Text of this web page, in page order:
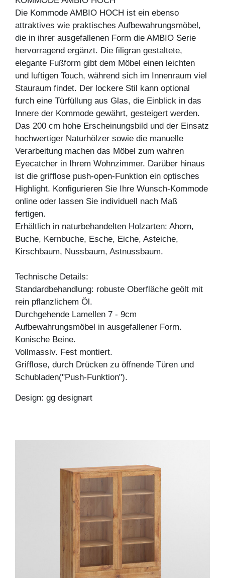
Die Kommode AMBIO HOCH ist ein ebenso
attraktives wie praktisches Aufbewahrungsmöbel,
die in ihrer ausgefallenen Form die AMBIO Serie
hervorragend ergänzt. Die filigran gestaltete,
elegante Fußform gibt dem Möbel einen leichten
und luftigen Touch, während sich im Innenraum viel
Stauraum findet. Der lockere Stil kann optional
furch eine Türfüllung aus Glas, die Einblick in das
Innere der Kommode gewährt, gesteigert werden.
Das 200 cm hohe Erscheinungsbild und der Einsatz
hochwertiger Naturhölzer sowie die manuelle
Verarbeitung machen das Möbel zum wahren
Eyecatcher in Ihrem Wohnzimmer. Darüber hinaus
ist die grifflose push-open-Funktion ein optisches
Highlight. Konfigurieren Sie Ihre Wunsch-Kommode
online oder lassen Sie individuell nach Maß
fertigen.
Erhältlich in naturbehandelten Holzarten: Ahorn,
Buche, Kernbuche, Esche, Eiche, Asteiche,
Kirschbaum, Nussbaum, Astnussbaum.
Technische Details:
Standardbehandlung: robuste Oberfläche geölt mit
rein pflanzlichem Öl.
Durchgehende Lamellen 7 - 9cm
Aufbewahrungsmöbel in ausgefallener Form.
Konische Beine.
Vollmassiv. Fest montiert.
Grifflose, durch Drücken zu öffnende Türen und
Schubladen("Push-Funktion").
Design: gg designart